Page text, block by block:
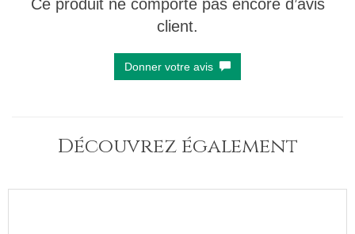
Ce produit ne comporte pas encore d’avis
client.
Donner votre avis
Découvrez également